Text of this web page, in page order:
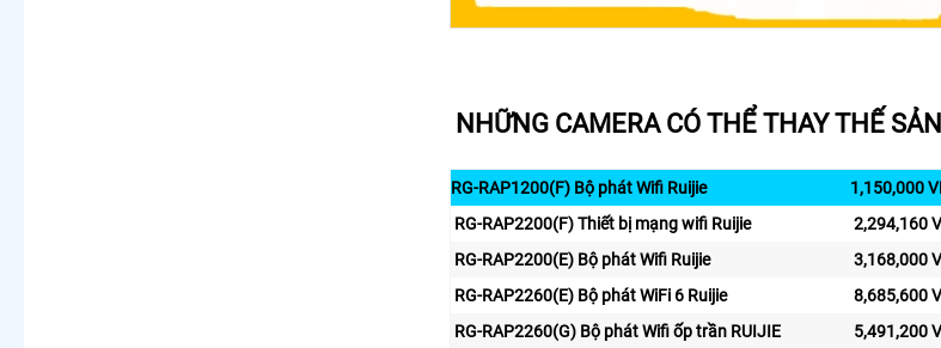
NHỮNG CAMERA CÓ THỂ THAY THẾ
RG-RAP1200(F) Bộ phát Wifi Ruijie
1,150,000
RG-RAP2200(F) Thiết bị mạng wifi Ruijie
2,294,160
RG-RAP2200(E) Bộ phát Wifi Ruijie
3,168,000
RG-RAP2260(E) Bộ phát WiFi 6 Ruijie
8,685,600
RG-RAP2260(G) Bộ phát Wifi ốp trần RUIJIE
5,491,200